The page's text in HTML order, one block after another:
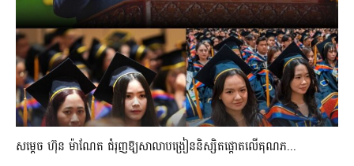
សម្តេច ហ៊ុន ម៉ាណែត ជំរុញឱ្យសាលាបង្រៀននិស្សិតផ្តោតលើគុណភ...